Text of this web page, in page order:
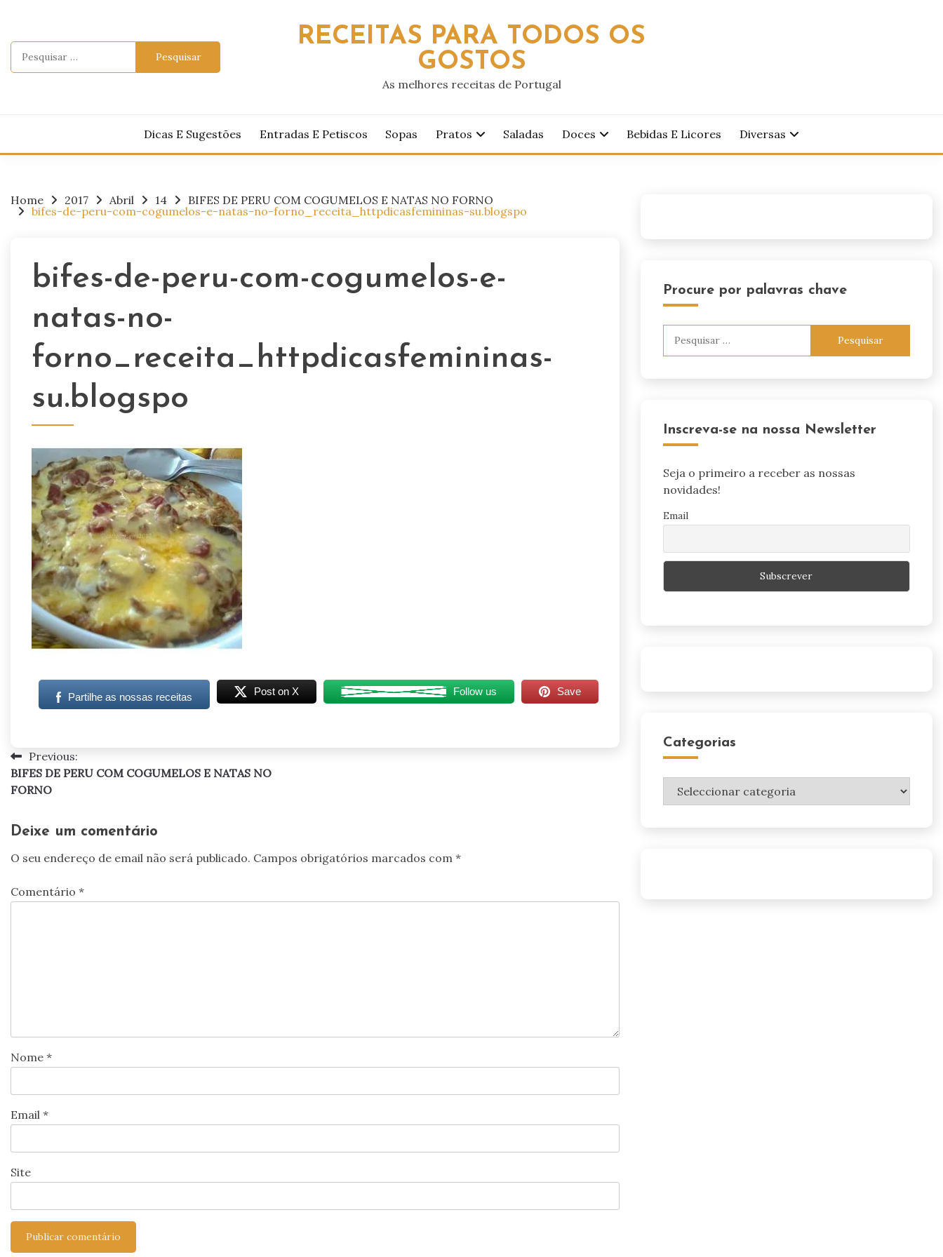
content
RECEITAS PARA TODOS OS
GOSTOS
As melhores receitas de Portugal
Dicas E Sugestões Entradas E Petiscos Sopas Pratos Saladas Doces Bebidas E Licores Diversas
Home 2017 Abril 14
BIFES DE PERU COM COGUMELOS E NATAS NO FORNO
bifes-de-peru-com-cogumelos-e-natas-no-forno_receita_httpdicasfemininas-su.blogspo
bifes-de-peru-com-cogumelos-e-
natas-no-
forno_receita_httpdicasfemininas-
su.blogspo
Partilhe as nossas receitas Post on X Follow us Save
Navegação
de
Previous:
BIFES DE PERU COM COGUMELOS E NATAS NO
FORNO
Deixe um comentário
O seu endereço de email não será publicado. Campos obrigatórios marcados com *
Comentário *
Nome *
Email *
Site
Procure por palavras chave
Inscreva-se na nossa Newsletter
Seja o primeiro a receber as nossas
novidades!
Email
Categorias
Categorias